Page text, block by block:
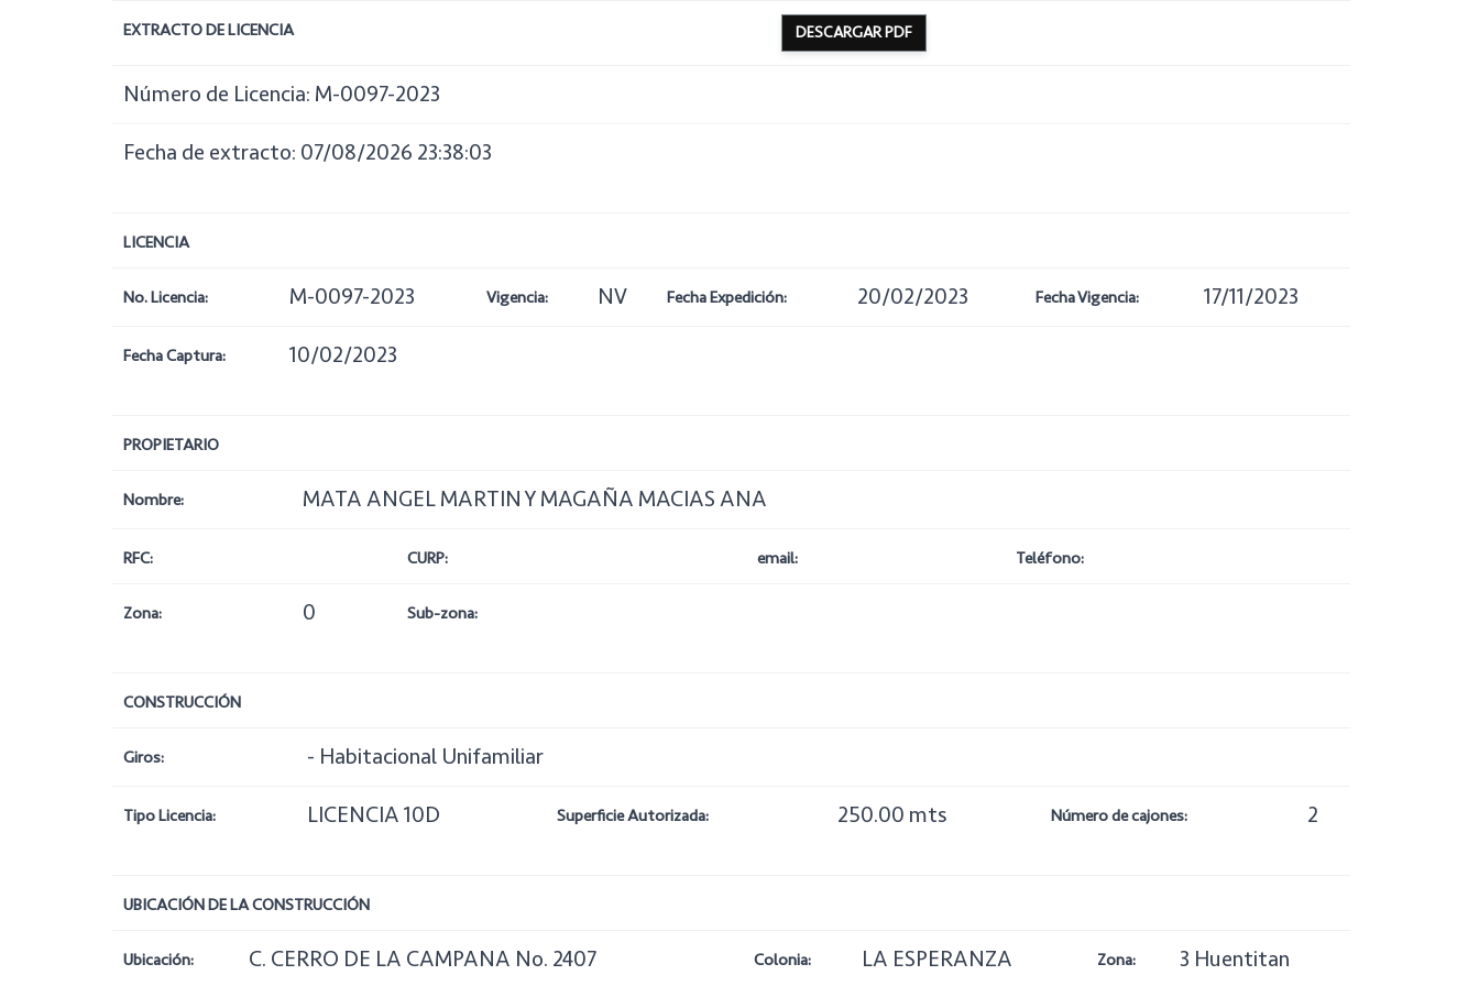
EXTRACTO DE LICENCIA DESCARGAR PDF
Número de Licencia: M-0097-2023
Fecha de extracto: 07/08/2026 23:38:03
LICENCIA
No. Licencia: M-0097-2023 Vigencia: NV Fecha Expedición: 20/02/2023 Fecha Vigencia: 17/11/2023
Fecha Captura: 10/02/2023
PROPIETARIO
Nombre: MATA ANGEL MARTIN Y MAGAÑA MACIAS ANA
RFC: CURP: email: Teléfono:
Zona: 0 Sub-zona:
CONSTRUCCIÓN
Giros: - Habitacional Unifamiliar
Tipo Licencia: LICENCIA 10D Superficie Autorizada: 250.00 mts Número de cajones: 2
UBICACIÓN DE LA CONSTRUCCIÓN
Ubicación: C. CERRO DE LA CAMPANA No. 2407 Colonia: LA ESPERANZA Zona: 3 Huentitan